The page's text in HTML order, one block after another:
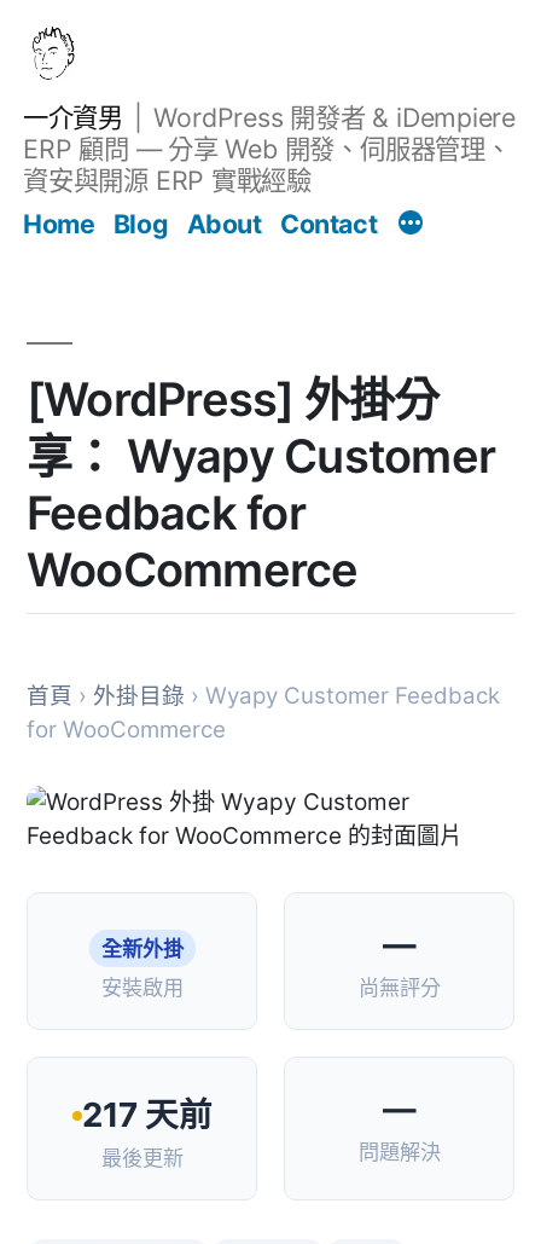
一介資男
WordPress 開發者 & iDempiere
ERP 顧問 — 分享 Web 開發、伺服器管理、
資安與開源 ERP 實戰經驗
Home
Blog About Contact
[WordPress] 外掛分
享： Wyapy Customer
Feedback for
WooCommerce
首頁 › 外掛目錄 › Wyapy Customer Feedback
for WooCommerce
全新外掛
安裝啟用
—
尚無評分
217 天前
最後更新
—
問題解決
文章 Filter